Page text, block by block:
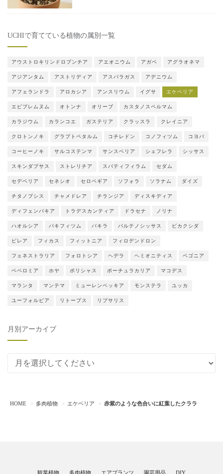
UCHIで育てている植物の属別一覧
アウストロキリンドロプンチア アエオニウム アガベ アグラオネマ
アジアンタム アストリディア アスパラガス アデニウム
アフェランドラ アロカシア アンスリウム イグサ エケベリア
エピプレムヌム オトンナ オリーブ カスタノスペルマム
カラジウム カランコエ ガステリア クラッスラ クレイニア
クロトンノキ グラプトペタルム コチレドン コノフィツム コヨバ
コーヒーノキ サルコステンマ サンスベリア シェフレラ シッサス
スキンダプサス ストレリチア スパティフィラム セダム
セデベリア セネシオ セロペギア ソフォラ ソラナム ダイズ
チタノプシス チャメドレア チランジア ディスキディア
ディフェンバキア トラデスカンティア ドラセナ ノリナ
ハオルシア パキフィツム パキラ パルテノシッサス ビカクシダ
ピレア フィカス フィットニア フィロデンドロン
フェネストラリア フォロトシア ヘデラ ヘミオニティス ベゴニア
ペペロミア ホヤ ポリシャス ポーチュラカリア マコデス
マランタ マンテマ ミューレンベッキア モンステラ ユッカ
ユーフォルビア リトープス リプサリス
月別アーカイブ
月別アーカイブ
HOME 多肉植物 エケベリア 赤紫のような色合いに紅葉したクララ
観葉植物 多肉植物 エアプランツ 園芸用品 DIY